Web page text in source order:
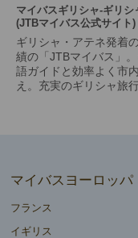
マイバスギリシャ-ギリ
(JTBマイバス公式サイト)
ギリシャ・アテネ発着
績の「JTBマイバス」
語ガイドと効率よく市
え。充実のギリシャ旅
マイバスヨーロッパ
フランス
イギリス